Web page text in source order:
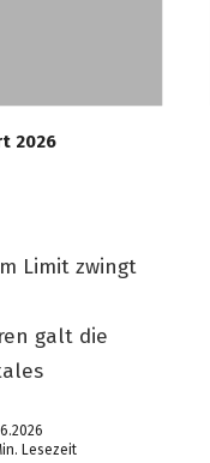
2026
Limit zwingt
galt die
Lesezeit